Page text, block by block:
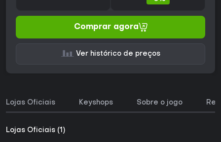
Comprar agora
Ver histórico de preços
Lojas Oficiais Keyshops Sobre o jogo
Lojas Oficiais (1)